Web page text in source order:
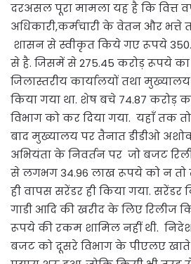
दरअसल पूरा मामला यह है कि वित्त
अधिकारी,कर्मचारी के वेतन और भत्ते
शासन से स्वीकृत किये गए रूपये
से है. जिसमें से 275.45 करोड़ रूपये
जिलास्तरीय कार्यालयों तथा
किया गया था. शेष बचे 74.87 करोड़
विभाग को कर दिया गया. यहाँ तक
बाद मुख्यालय पर तैनात डीडीओ
अभियंता के निवर्तन पर जो बजट
से लगभग 34.96 लाख रूपये को न तो
ही वापस सरेंडर ही किया गया.
गाडी आदि की खरीद के लिए रिलीज
रूपये की रकम शामिल नहीं थी.
बजट को दूसरे विभाग के पीएलए